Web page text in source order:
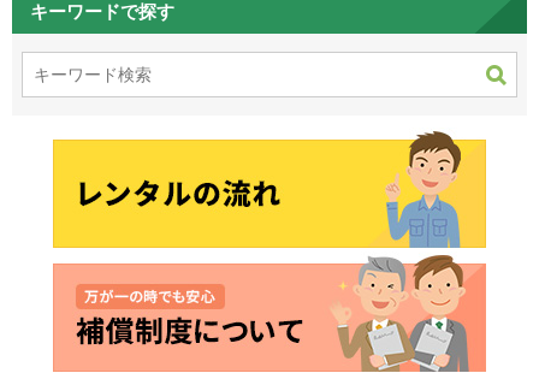
キーワードで探す